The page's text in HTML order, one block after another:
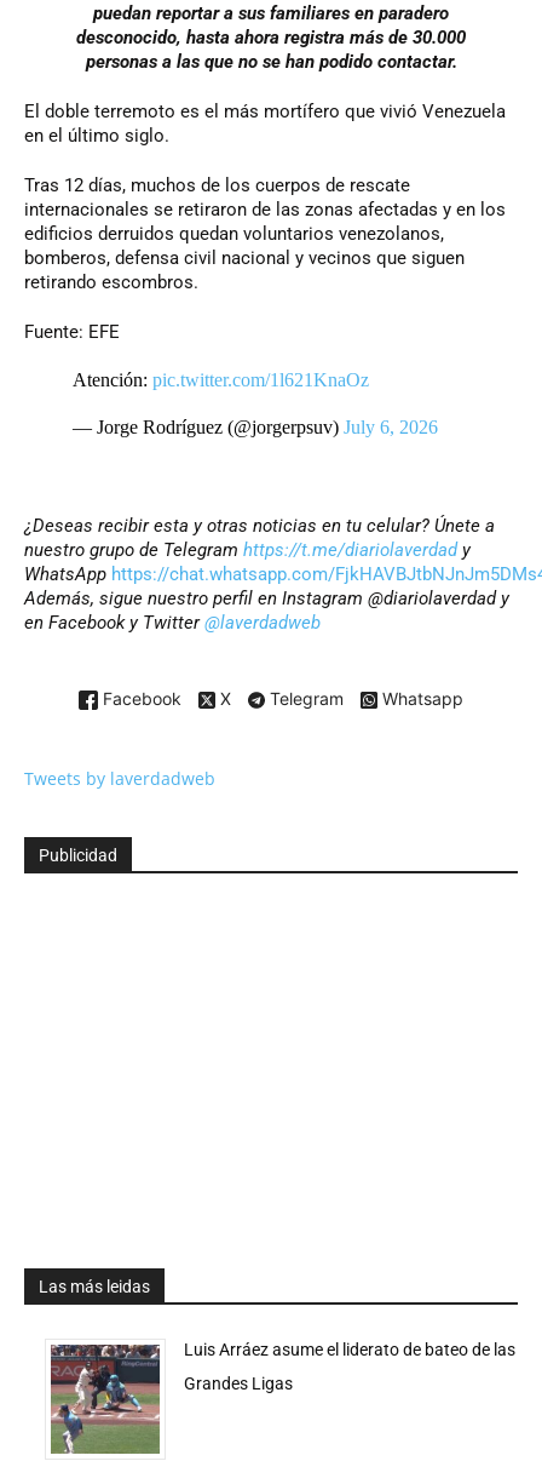
puedan reportar a sus familiares en paradero
desconocido, hasta ahora registra más de 30.000
personas a las que no se han podido contactar.
El doble terremoto es el más mortífero que vivió Venezuela
en el último siglo.
Tras 12 días, muchos de los cuerpos de rescate
internacionales se retiraron de las zonas afectadas y en los
edificios derruidos quedan voluntarios venezolanos,
bomberos, defensa civil nacional y vecinos que siguen
retirando escombros.
Fuente: EFE
Atención: pic.twitter.com/1l621KnaOz
— Jorge Rodríguez (@jorgerpsuv) July 6, 2026
¿Deseas recibir esta y otras noticias en tu celular? Únete a
nuestro grupo de Telegram https://t.me/diariolaverdady
WhatsApp https://chat.whatsapp.com/
Además, sigue nuestro perfil en Instagram @diariolaverdad y
en Facebook y Twitter@laverdadweb
Facebook X Telegram Whatsapp
Tweets by laverdadweb
Publicidad
Las más leidas
Luis Arráez asume el liderato de bateo de las
Grandes Ligas